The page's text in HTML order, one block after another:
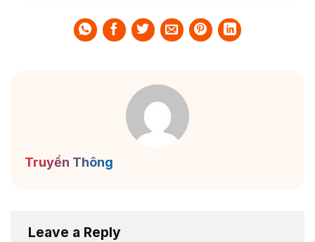
Truyền Thông
Leave a Reply